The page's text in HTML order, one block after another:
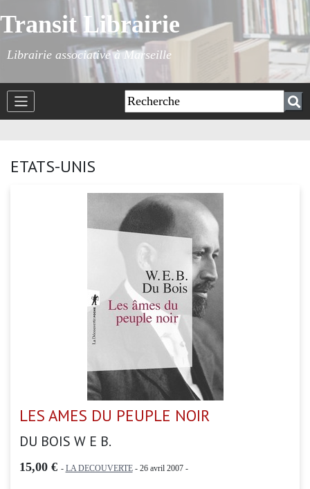
Transit Librairie
Librairie associative à Marseille
ETATS-UNIS
LES AMES DU PEUPLE NOIR
DU BOIS W E B.
15,00 € - LA DECOUVERTE- 26 avril 2007 -